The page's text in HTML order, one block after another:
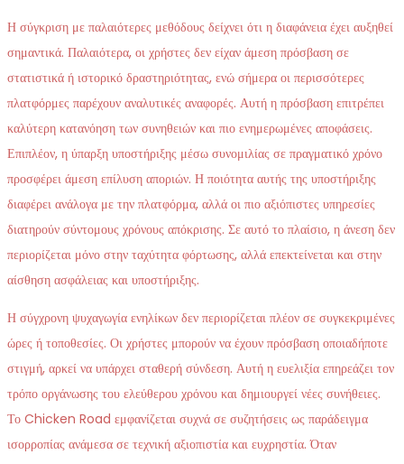
Η σύγκριση με παλαιότερες μεθόδους δείχνει ότι η διαφάνεια έχει αυξηθεί
σημαντικά. Παλαιότερα, οι χρήστες δεν είχαν άμεση πρόσβαση σε
στατιστικά ή ιστορικό δραστηριότητας, ενώ σήμερα οι περισσότερες
πλατφόρμες παρέχουν αναλυτικές αναφορές. Αυτή η πρόσβαση επιτρέπει
καλύτερη κατανόηση των συνηθειών και πιο ενημερωμένες αποφάσεις.
Επιπλέον, η ύπαρξη υποστήριξης μέσω συνομιλίας σε πραγματικό χρόνο
προσφέρει άμεση επίλυση αποριών. Η ποιότητα αυτής της υποστήριξης
διαφέρει ανάλογα με την πλατφόρμα, αλλά οι πιο αξιόπιστες υπηρεσίες
διατηρούν σύντομους χρόνους απόκρισης. Σε αυτό το πλαίσιο, η άνεση δεν
περιορίζεται μόνο στην ταχύτητα φόρτωσης, αλλά επεκτείνεται και στην
αίσθηση ασφάλειας και υποστήριξης.
Η σύγχρονη ψυχαγωγία ενηλίκων δεν περιορίζεται πλέον σε συγκεκριμένες
ώρες ή τοποθεσίες. Οι χρήστες μπορούν να έχουν πρόσβαση οποιαδήποτε
στιγμή, αρκεί να υπάρχει σταθερή σύνδεση. Αυτή η ευελιξία επηρεάζει τον
τρόπο οργάνωσης του ελεύθερου χρόνου και δημιουργεί νέες συνήθειες.
Το Chicken Road εμφανίζεται συχνά σε συζητήσεις ως παράδειγμα
ισορροπίας ανάμεσα σε τεχνική αξιοπιστία και ευχρηστία. Όταν